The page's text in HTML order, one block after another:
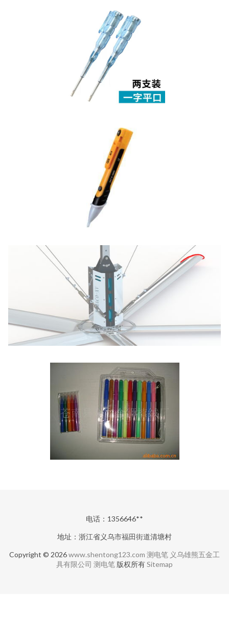
电话：1356646**
地址：浙江省义乌市福田街道清塘村
Copyright © 2026www.shentong123.com 测电笔 义乌雄熊五金工
具有限公司 测电笔 版权所有Sitemap